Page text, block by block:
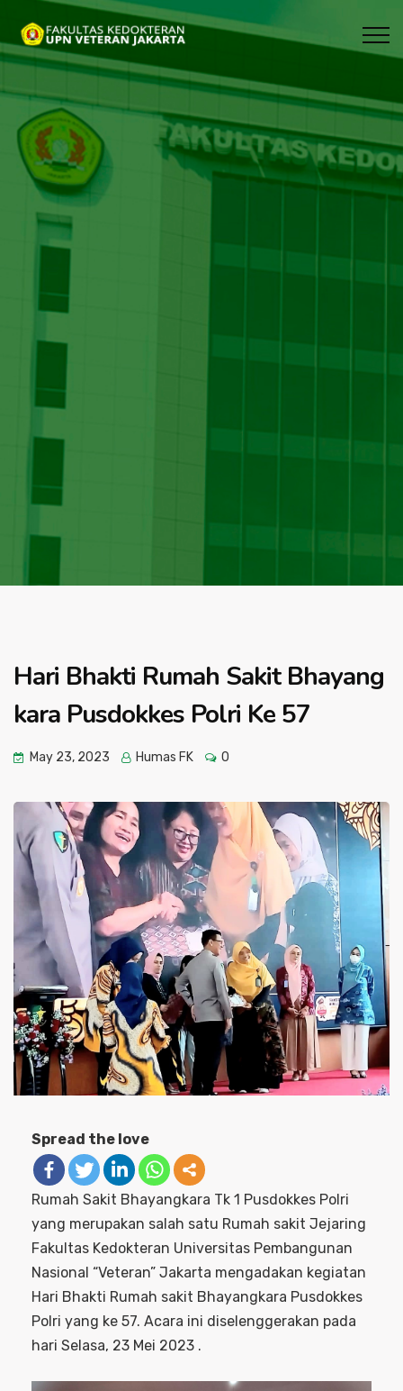
Hari Bhakti Rumah Sakit Bhayang
kara Pusdokkes Polri Ke 57
May 23, 2023 Humas FK 0
Spread the love
Rumah Sakit Bhayangkara Tk 1 Pusdokkes Polri
yang merupakan salah satu Rumah sakit Jejaring
Fakultas Kedokteran Universitas Pembangunan
Nasional “Veteran” Jakarta mengadakan kegiatan
Hari Bhakti Rumah sakit Bhayangkara Pusdokkes
Polri yang ke 57. Acara ini diselenggerakan pada
hari Selasa, 23 Mei 2023 .